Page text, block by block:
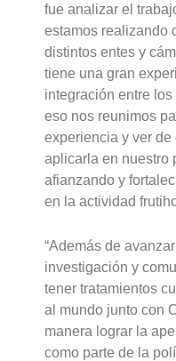
fue analizar el
estamos realizando
distintos entes y
tiene una gran
integración entre
eso nos reunimos
experiencia y ver
aplicarla en nuestro
afianzando y
en la actividad
“Además de
investigación y
tener tratamientos
al mundo junto con
manera lograr la
como parte de la